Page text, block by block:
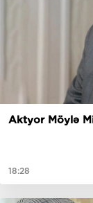
Aktyor Möylə
18:28